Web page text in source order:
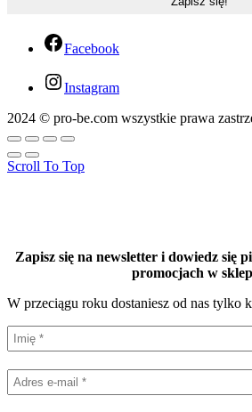
Facebook
Instagram
2024 © pro-be.com wszystkie prawa
Scroll To Top
Zapisz się na newsletter i dowiedz się
promocjach w
W przeciągu roku dostaniesz od nas tylko